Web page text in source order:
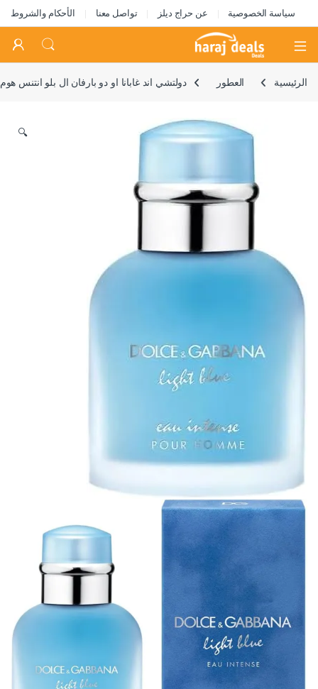
سياسة الخصوصية عن حراج ديلز تواصل معنا الأحكام والشروط
Open
الرئيسية العطور دولتشي اند غابانا او دو بارفان ال بلو انتنس هوم
🔍